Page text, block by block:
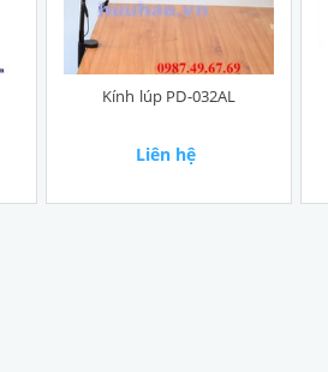
Kính lúp PD-032AL
Liên hệ